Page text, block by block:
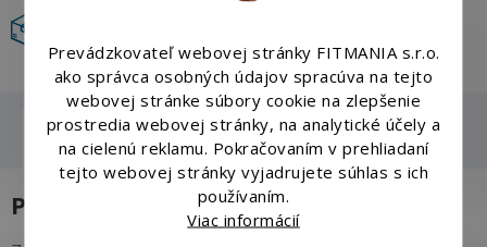
Prevádzkovateľ webovej stránky FITMANIA s.r.o.
ako správca osobných údajov spracúva na tejto
webovej stránke súbory cookie na zlepšenie
prostredia webovej stránky, na analytické účely a
na cielenú reklamu. Pokračovaním v prehliadaní
tejto webovej stránky vyjadrujete súhlas s ich
používaním.
Viac informácií
Popis Hodnotenie
Podrobný popis